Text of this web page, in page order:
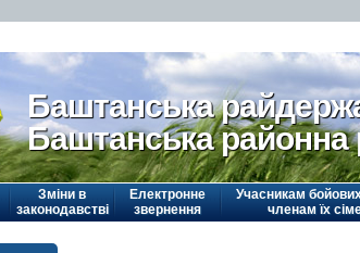
Баштанська
Баштанська районна
Зміни в
законодавстві
Електронне
звернення
Учасникам
членам їх